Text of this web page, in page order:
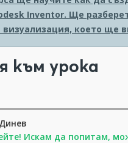
Inventor. Ще
което ще
към урока
Искам да попитам,